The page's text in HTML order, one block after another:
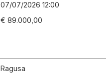
07/07/2026 12:00
€ 89.000,00
Ragusa